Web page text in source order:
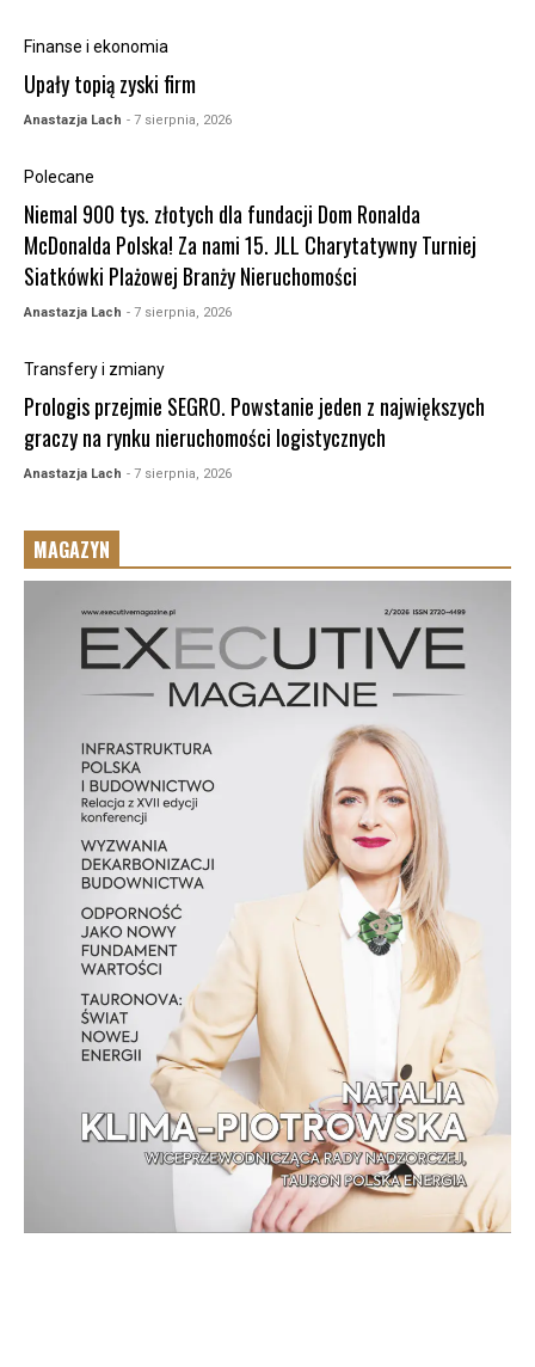
Finanse i ekonomia
Upały topią zyski firm
Anastazja Lach - 7 sierpnia, 2026
Polecane
Niemal 900 tys. złotych dla fundacji Dom Ronalda
McDonalda Polska! Za nami 15. JLL Charytatywny Turniej
Siatkówki Plażowej Branży Nieruchomości
Anastazja Lach - 7 sierpnia, 2026
Transfery i zmiany
Prologis przejmie SEGRO. Powstanie jeden z największych
graczy na rynku nieruchomości logistycznych
Anastazja Lach - 7 sierpnia, 2026
MAGAZYN